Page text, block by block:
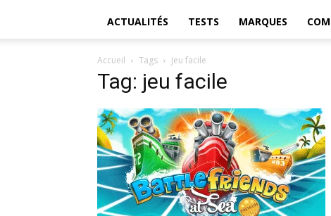
ACTUALITÉS TESTS MARQUES
Accueil Tags Jeu facile
Tag: jeu facile